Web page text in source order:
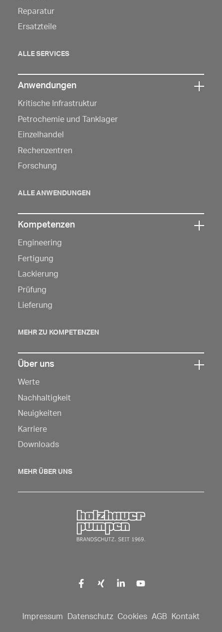
die
Reparatur
Ersatzteile
ALLE SERVICES
Sie
hier,
um
die
Anwendungen
Kritische Infrastruktur
Petrochemie und Tanklager
Einzelhandel
Rechenzentren
Forschung
ALLE ANWENDUNGEN
Klicken
Sie
hier,
um
die
Kompetenzen
Engineering
Fertigung
Lackierung
Prüfung
Lieferung
MEHR ZU KOMPETENZEN
Sie
hier,
um
die
Über uns
Werte
Nachhaltigkeit
Neuigkeiten
Karriere
Downloads
MEHR ÜBER UNS
Zurück zur Startseite
Impressum Datenschutz Cookies AGB Kontakt